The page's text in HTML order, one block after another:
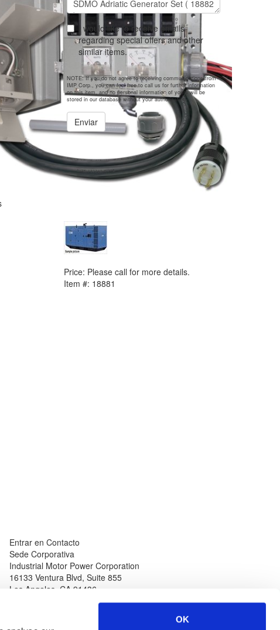
OK
I would like to receive emails
regarding special offers and other
similar items.
NOTE: If you do not agree to receiving communications from
IMP Corp., you can feel free to call us for further information
on this item, and no personal information of yours will be
stored in our database without your authorization.
Enviar
Price: Please call for more details.
Item #: 18881
Entrar en Contacto
Sede Corporativa
Industrial Motor Power Corporation
16133 Ventura Blvd, Suite 855
Los Angeles CA 91436
Sitio Web
Correo Electrónico